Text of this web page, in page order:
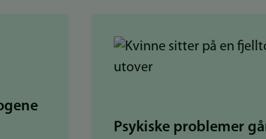
Psykiske problemer